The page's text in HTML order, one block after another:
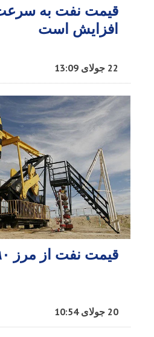
قیمت نفت به
افزایش است
22 جولای 13:09
قیمت نفت از مرز ۹۰ دلار گذشت
20 جولای 10:54